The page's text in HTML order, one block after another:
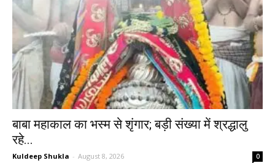
बाबा महाकाल का भस्म से शृंगार; बड़ी संख्या में श्रद्धालु
रहे...
Kuldeep Shukla - August 8, 2026 0